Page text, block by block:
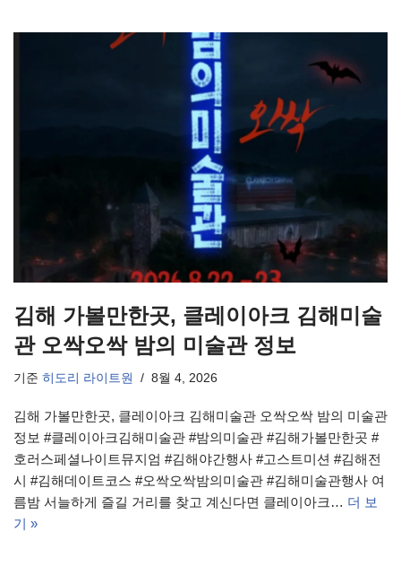
김해 가볼만한곳, 클레이아크 김해미술
관 오싹오싹 밤의 미술관 정보
기준 히도리 라이트원 8월 4, 2026
김해 가볼만한곳, 클레이아크 김해미술관 오싹오싹 밤의 미술관
정보 #클레이아크김해미술관 #밤의미술관 #김해가볼만한곳 #
호러스페셜나이트뮤지엄 #김해야간행사 #고스트미션 #김해전
시 #김해데이트코스 #오싹오싹밤의미술관 #김해미술관행사 여
름밤 서늘하게 즐길 거리를 찾고 계신다면 클레이아크… 더 보
기 »